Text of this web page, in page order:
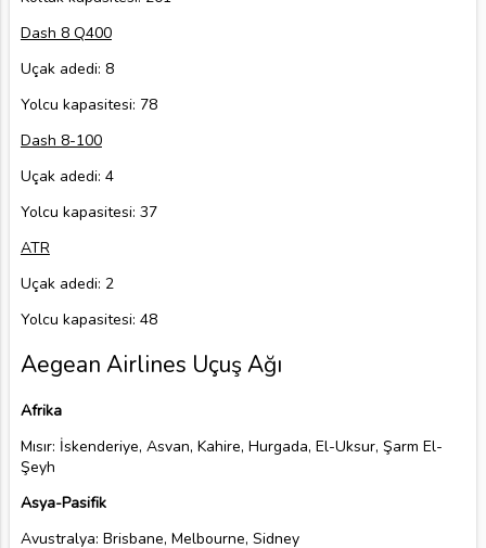
Dash 8 Q400
Uçak adedi: 8
Yolcu kapasitesi: 78
Dash 8-100
Uçak adedi: 4
Yolcu kapasitesi: 37
ATR
Uçak adedi: 2
Yolcu kapasitesi: 48
Aegean Airlines Uçuş Ağı
Afrika
Mısır: İskenderiye, Asvan, Kahire, Hurgada, El-Uksur, Şarm El-
Şeyh
Asya-Pasifik
Avustralya: Brisbane, Melbourne, Sidney